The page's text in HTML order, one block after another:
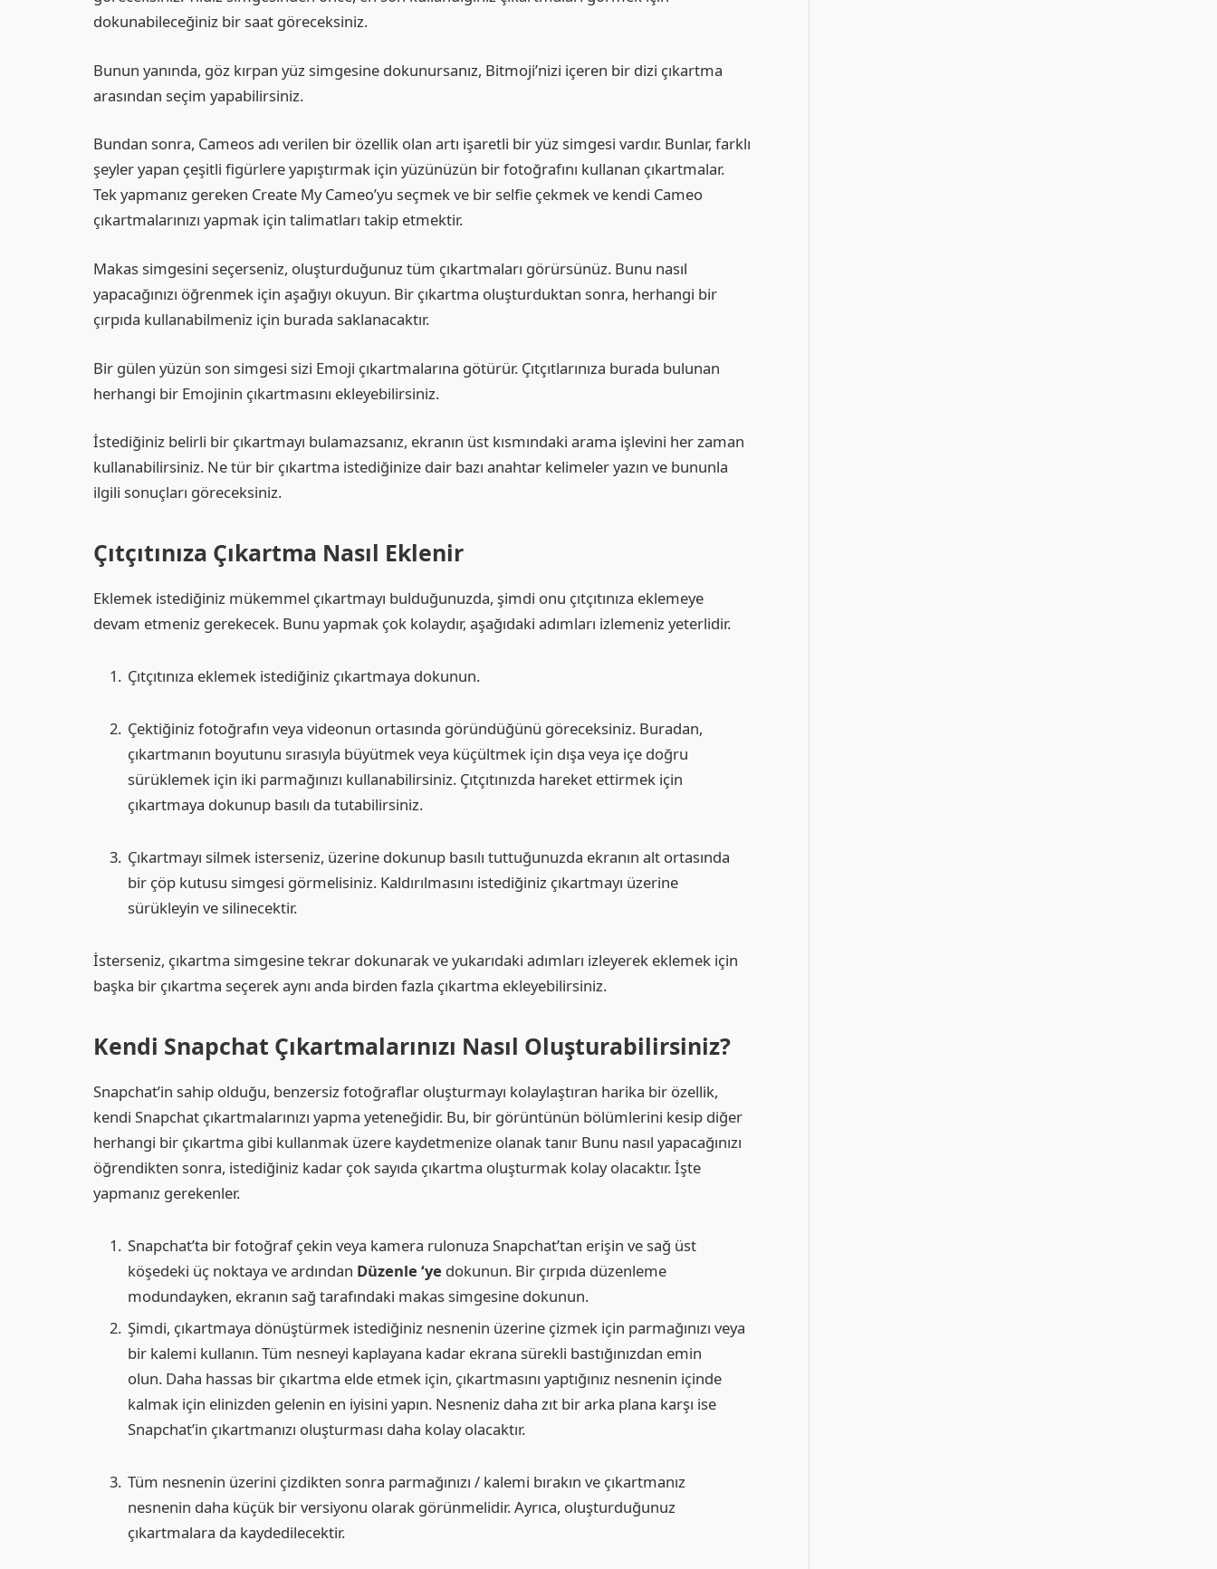
dokunabileceğiniz bir saat göreceksiniz.
Bunun yanında, göz kırpan yüz simgesine dokunursanız, Bitmoji’nizi içeren bir dizi çıkartma
arasından seçim yapabilirsiniz.
Bundan sonra, Cameos adı verilen bir özellik olan artı işaretli bir yüz simgesi vardır. Bunlar, farklı
şeyler yapan çeşitli figürlere yapıştırmak için yüzünüzün bir fotoğrafını kullanan çıkartmalar.
Tek yapmanız gereken Create My Cameo’yu seçmek ve bir selfie çekmek ve kendi Cameo
çıkartmalarınızı yapmak için talimatları takip etmektir.
Makas simgesini seçerseniz, oluşturduğunuz tüm çıkartmaları görürsünüz. Bunu nasıl
yapacağınızı öğrenmek için aşağıyı okuyun. Bir çıkartma oluşturduktan sonra, herhangi bir
çırpıda kullanabilmeniz için burada saklanacaktır.
Bir gülen yüzün son simgesi sizi Emoji çıkartmalarına götürür. Çıtçıtlarınıza burada bulunan
herhangi bir Emojinin çıkartmasını ekleyebilirsiniz.
İstediğiniz belirli bir çıkartmayı bulamazsanız, ekranın üst kısmındaki arama işlevini her zaman
kullanabilirsiniz. Ne tür bir çıkartma istediğinize dair bazı anahtar kelimeler yazın ve bununla
ilgili sonuçları göreceksiniz.
Çıtçıtınıza Çıkartma Nasıl Eklenir
Eklemek istediğiniz mükemmel çıkartmayı bulduğunuzda, şimdi onu çıtçıtınıza eklemeye
devam etmeniz gerekecek. Bunu yapmak çok kolaydır, aşağıdaki adımları izlemeniz yeterlidir.
Çıtçıtınıza eklemek istediğiniz çıkartmaya dokunun.
Çektiğiniz fotoğrafın veya videonun ortasında göründüğünü göreceksiniz. Buradan,
çıkartmanın boyutunu sırasıyla büyütmek veya küçültmek için dışa veya içe doğru
sürüklemek için iki parmağınızı kullanabilirsiniz. Çıtçıtınızda hareket ettirmek için
çıkartmaya dokunup basılı da tutabilirsiniz.
Çıkartmayı silmek isterseniz, üzerine dokunup basılı tuttuğunuzda ekranın alt ortasında
bir çöp kutusu simgesi görmelisiniz. Kaldırılmasını istediğiniz çıkartmayı üzerine
sürükleyin ve silinecektir.
İsterseniz, çıkartma simgesine tekrar dokunarak ve yukarıdaki adımları izleyerek eklemek için
başka bir çıkartma seçerek aynı anda birden fazla çıkartma ekleyebilirsiniz.
Kendi Snapchat Çıkartmalarınızı Nasıl Oluşturabilirsiniz?
Snapchat’in sahip olduğu, benzersiz fotoğraflar oluşturmayı kolaylaştıran harika bir özellik,
kendi Snapchat çıkartmalarınızı yapma yeteneğidir. Bu, bir görüntünün bölümlerini kesip diğer
herhangi bir çıkartma gibi kullanmak üzere kaydetmenize olanak tanır Bunu nasıl yapacağınızı
öğrendikten sonra, istediğiniz kadar çok sayıda çıkartma oluşturmak kolay olacaktır. İşte
yapmanız gerekenler.
Snapchat’ta bir fotoğraf çekin veya kamera rulonuza Snapchat’tan erişin ve sağ üst
köşedeki üç noktaya ve ardından Düzenle ‘ye dokunun. Bir çırpıda düzenleme
modundayken, ekranın sağ tarafındaki makas simgesine dokunun.
Şimdi, çıkartmaya dönüştürmek istediğiniz nesnenin üzerine çizmek için parmağınızı veya
bir kalemi kullanın. Tüm nesneyi kaplayana kadar ekrana sürekli bastığınızdan emin
olun. Daha hassas bir çıkartma elde etmek için, çıkartmasını yaptığınız nesnenin içinde
kalmak için elinizden gelenin en iyisini yapın. Nesneniz daha zıt bir arka plana karşı ise
Snapchat’in çıkartmanızı oluşturması daha kolay olacaktır.
Tüm nesnenin üzerini çizdikten sonra parmağınızı / kalemi bırakın ve çıkartmanız
nesnenin daha küçük bir versiyonu olarak görünmelidir. Ayrıca, oluşturduğunuz
çıkartmalara da kaydedilecektir.